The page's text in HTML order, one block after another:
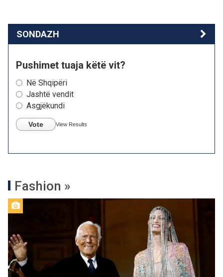
SONDAZH
Pushimet tuaja këtë vit?
Në Shqipëri
Jashtë vendit
Asgjëkundi
Vote View Results
Fashion »